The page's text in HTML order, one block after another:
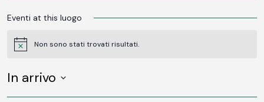
Eventi at this luogo
NoticeNon sono stati trovati risultati.
In arrivo